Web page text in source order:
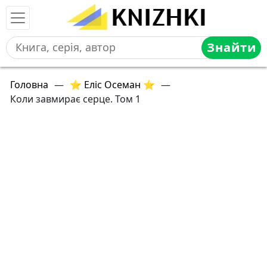
Знайти
Головна — ⭐ Еліс Осеман ⭐ —
Коли завмирає серце. Том 1